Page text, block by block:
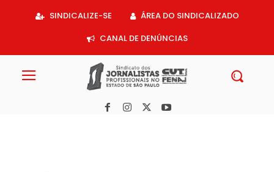
SINDICALIZE-SE
ÁREA DO SINDICALIZADO
CANAL DE DENÚNCIAS